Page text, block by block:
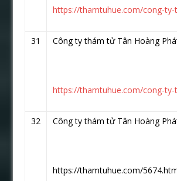
https://thamtuhue.com/cong-
31 Công ty thám tử Tân Hoàng
https://thamtuhue.com/cong-
32 Công ty thám tử Tân Hoàng
https://thamtuhue.com/